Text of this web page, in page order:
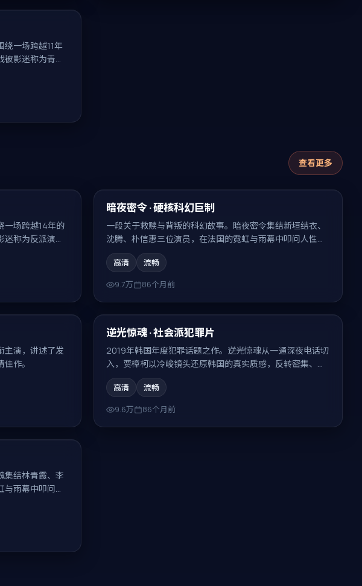
绕一场跨越11年
影迷称为青春
查看更多
一场跨越14年的
称为反派演技
热门
99:04
暗夜密令 · 硬核科幻巨制
一段关于救赎与背叛的科幻故事。暗夜密令集结新垣结衣、
沈腾、朴信惠三位演员，在法国的霓虹与雨幕中叩问人性，
结局耐人寻味。
高清
流畅
9.7万
86个月前
主演，讲述了发
作。
热门
逆光惊魂 · 社会派犯罪片
2019年韩国年度犯罪话题之作。逆光惊魂从一通深夜电话切
入，贾樟柯以冷峻镜头还原韩国的真实质感，反转密集、回
味无穷。
高清
流畅
9.6万
86个月前
集结林青霞、李
雨幕中叩问人